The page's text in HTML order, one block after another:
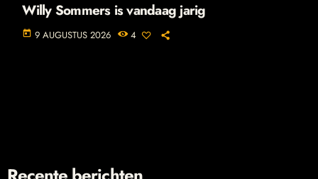
Willy Sommers is vandaag jarig
today 9 AUGUSTUS 2026 4